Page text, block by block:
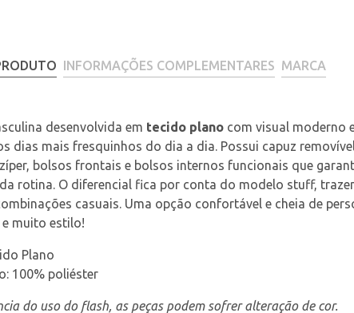
INFORMAÇÕES COMPLEMENTARES MARCA
desenvolvida em tecido plano com visual moderno
dias mais fresquinhos do dia a dia. Possui capuz
bolsos frontais e bolsos internos funcionais que
rotina. O diferencial fica por conta do modelo stuff,
casuais. Uma opção confortável e cheia de
muito estilo!
Plano
100% poliéster
do uso do flash, as peças podem sofrer alteração de cor.